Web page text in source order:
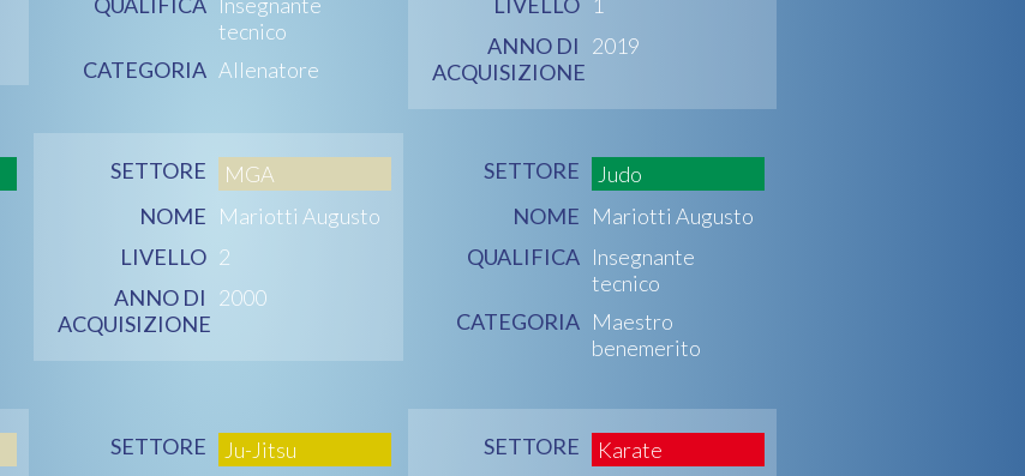
tecnico
CATEGORIA Allenatore
ANNO DI
ACQUISIZIONE
2019
SETTORE
MGA
NOME Mariotti Augusto
LIVELLO 2
ANNO DI
ACQUISIZIONE
2000
SETTORE
Judo
NOME Mariotti Augusto
QUALIFICA Insegnante
tecnico
CATEGORIA Maestro
benemerito
SETTORE
Ju-Jitsu
SETTORE
Karate